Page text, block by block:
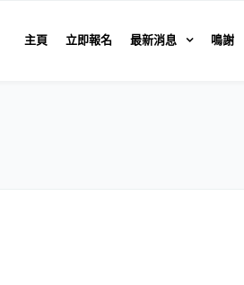
主頁 立即報名 最新消息 鳴謝